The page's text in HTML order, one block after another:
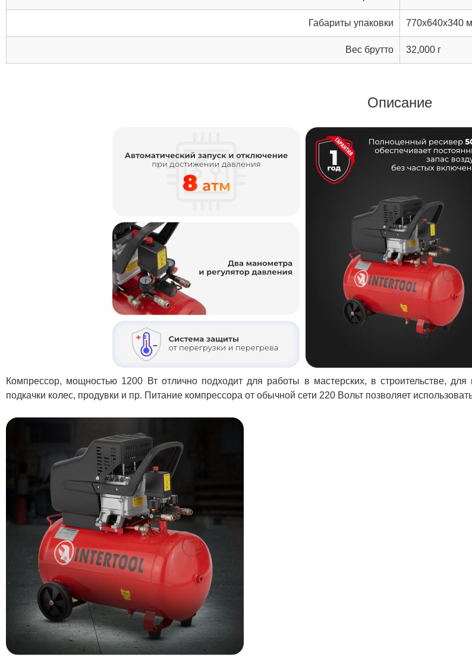
Габариты упаковки 770x640x340
Вес брутто 32,000 г
Описание
Компрессор, мощностью 1200 Вт отлично подходит для работы в мастерских, в строительстве,
подкачки колес, продувки и пр. Питание компрессора от обычной сети 220 Вольт позволяет